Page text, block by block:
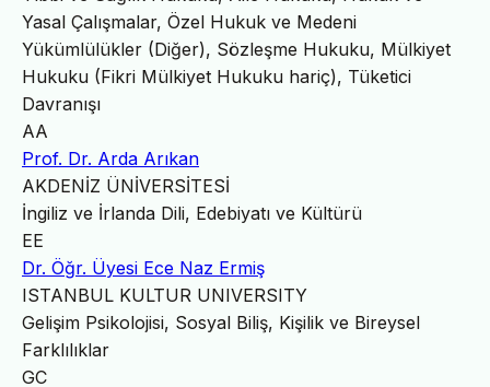
Yasal Çalışmalar, Özel Hukuk ve Medeni
Yükümlülükler (Diğer), Sözleşme Hukuku, Mülkiyet
Hukuku (Fikri Mülkiyet Hukuku hariç), Tüketici
Davranışı
AA
Prof. Dr. Arda Arıkan
AKDENİZ ÜNİVERSİTESİ
İngiliz ve İrlanda Dili, Edebiyatı ve Kültürü
EE
Dr. Öğr. Üyesi Ece Naz Ermiş
ISTANBUL KULTUR UNIVERSITY
Gelişim Psikolojisi, Sosyal Biliş, Kişilik ve Bireysel
Farklılıklar
GC